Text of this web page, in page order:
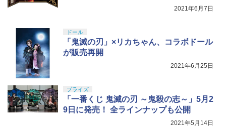
2021年6月7日
ドール
「鬼滅の刃」×リカちゃん、コラボドール
が販売再開
2021年6月25日
プライズ
「一番くじ 鬼滅の刃 ～鬼殺の志～」5月2
9日に発売！ 全ラインナップも公開
2021年5月14日